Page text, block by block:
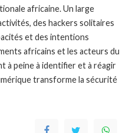
africaine. Un large
des hackers solitaires
et des intentions
africains et les acteurs du
à peine à identifier et à réagir
transforme la sécurité